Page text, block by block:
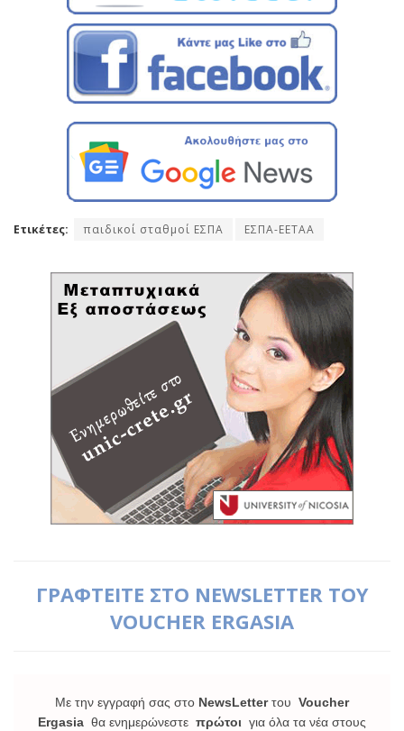
Ετικέτες: παιδικοί σταθμοί ΕΣΠΑ ΕΣΠΑ-ΕΕΤΑΑ
ΓΡΑΦΤΕΙΤΕ ΣΤΟ NEWSLETTER ΤΟΥ
VOUCHER ERGASIA
Με την εγγραφή σας στο NewsLetterτου Voucher
Ergasia θα ενημερώνεστε πρώτοι για όλα τα νέα στους